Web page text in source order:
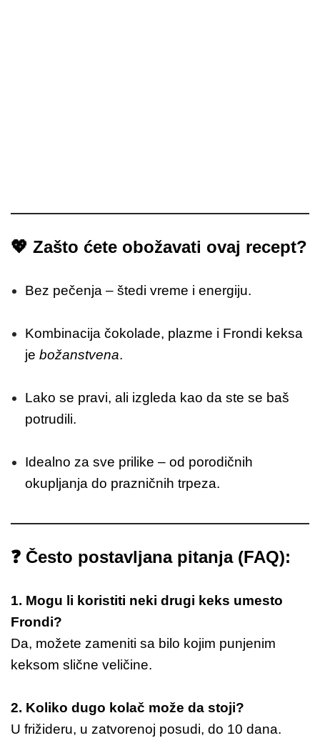
💖 Zašto ćete obožavati ovaj recept?
Bez pečenja – štedi vreme i energiju.
Kombinacija čokolade, plazme i Frondi keksa
je božanstvena.
Lako se pravi, ali izgleda kao da ste se baš
potrudili.
Idealno za sve prilike – od porodičnih
okupljanja do prazničnih trpeza.
❓ Često postavljana pitanja (FAQ):
1. Mogu li koristiti neki drugi keks umesto
Frondi?
Da, možete zameniti sa bilo kojim punjenim
keksom slične veličine.
2. Koliko dugo kolač može da stoji?
U frižideru, u zatvorenoj posudi, do 10 dana.